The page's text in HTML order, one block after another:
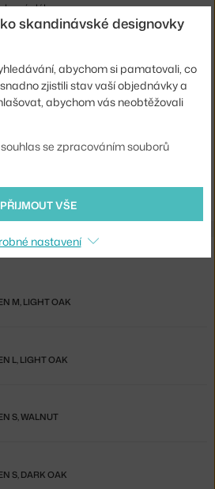
dýha
toWooden Table L, dark oak
M, LIGHT OAK
L, LIGHT OAK
S, WALNUT
S, DARK OAK
skandinávské designovky
abychom si pamatovali, co
zjistili stav vaší objednávky a
abychom vás neobtěžovali
se zpracováním souborů
PŘIJMOUT VŠE
nastavení